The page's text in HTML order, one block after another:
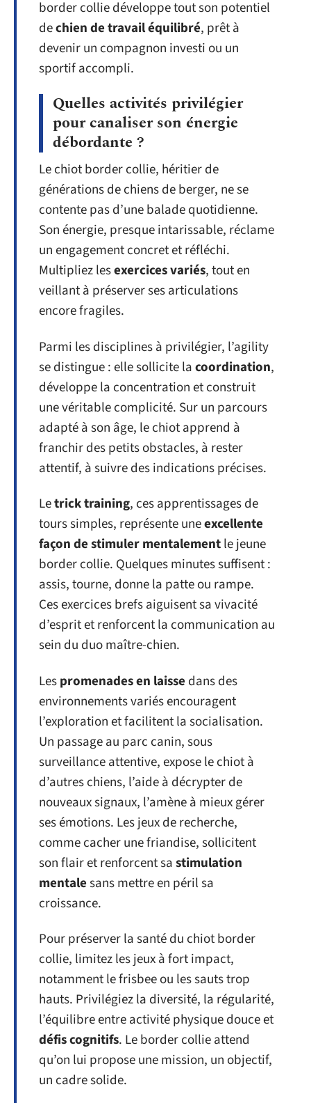
border collie développe tout son potentiel
dechien de travail équilibré, prêt à
devenir un compagnon investi ou un
sportif accompli.
Quelles activités privilégier
pour canaliser son énergie
débordante ?
Le chiot border collie, héritier de
générations de chiens de berger, ne se
contente pas d’une balade quotidienne.
Son énergie, presque intarissable, réclame
un engagement concret et réfléchi.
Multipliez lesexercices variés, tout en
veillant à préserver ses articulations
encore fragiles.
Parmi les disciplines à privilégier, l’agility
se distingue : elle sollicite lacoordination,
développe la concentration et construit
une véritable complicité. Sur un parcours
adapté à son âge, le chiot apprend à
franchir des petits obstacles, à rester
attentif, à suivre des indications précises.
Letrick training, ces apprentissages de
tours simples, représente uneexcellente
façon de stimuler mentalementle jeune
border collie. Quelques minutes suffisent :
assis, tourne, donne la patte ou rampe.
Ces exercices brefs aiguisent sa vivacité
d’esprit et renforcent la communication au
sein du duo maître-chien.
Lespromenades en laisse dans des
environnements variés encouragent
l’exploration et facilitent la socialisation.
Un passage au parc canin, sous
surveillance attentive, expose le chiot à
d’autres chiens, l’aide à décrypter de
nouveaux signaux, l’amène à mieux gérer
ses émotions. Les jeux de recherche,
comme cacher une friandise, sollicitent
son flair et renforcent sastimulation
mentalesans mettre en péril sa
croissance.
Pour préserver la santé du chiot border
collie, limitez les jeux à fort impact,
notamment le frisbee ou les sauts trop
hauts. Privilégiez la diversité, la régularité,
l’équilibre entre activité physique douce et
défis cognitifs. Le border collie attend
qu’on lui propose une mission, un objectif,
un cadre solide.